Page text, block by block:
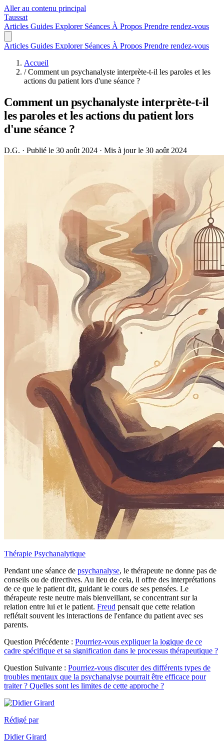
Aller au contenu principal
Taussat
Articles Guides Explorer Séances À Propos Prendre rendez-vous
Articles Guides Explorer Séances À Propos Prendre rendez-vous
Accueil
/ Comment un psychanalyste interprète-t-il les paroles et les
actions du patient lors d'une séance ?
Comment un psychanalyste interprète-t-il
les paroles et les actions du patient lors
d'une séance ?
D.G. · Publié le 30 août 2024 · Mis à jour le 30 août 2024
Thérapie Psychanalytique
Pendant une séance de psychanalyse, le thérapeute ne donne pas de
conseils ou de directives. Au lieu de cela, il offre des interprétations
de ce que le patient dit, guidant le cours de ses pensées. Le
thérapeute reste neutre mais bienveillant, se concentrant sur la
relation entre lui et le patient. Freud pensait que cette relation
reflétait souvent les interactions de l'enfance du patient avec ses
parents.
Question Précédente : Pourriez-vous expliquer la logique de ce
cadre spécifique et sa signification dans le processus thérapeutique ?
Question Suivante : Pourriez-vous discuter des différents types de
troubles mentaux que la psychanalyse pourrait être efficace pour
traiter ? Quelles sont les limites de cette approche ?
Rédigé par
Didier Girard